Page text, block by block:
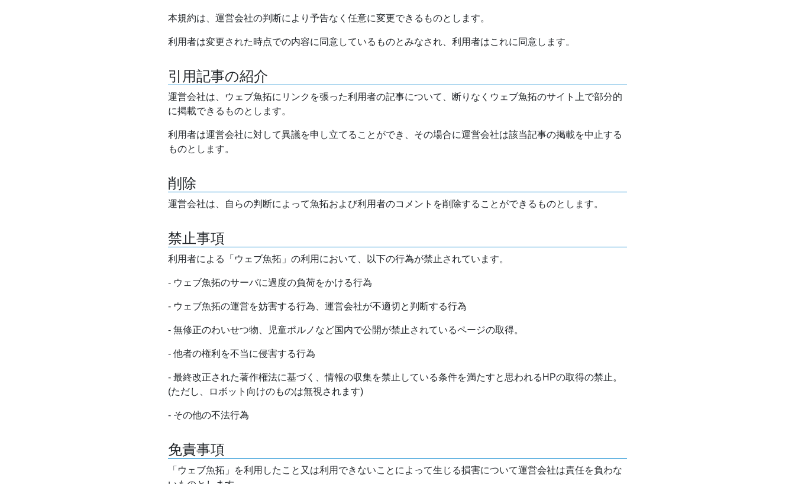
本規約は、運営会社の判断により予告なく任意に変更できるものとします。
利用者は変更された時点での内容に同意しているものとみなされ、利用者はこれに同意します。
引用記事の紹介
運営会社は、ウェブ魚拓にリンクを張った利用者の記事について、断りなくウェブ魚拓のサイト上で部分的
に掲載できるものとします。
利用者は運営会社に対して異議を申し立てることができ、その場合に運営会社は該当記事の掲載を中止する
ものとします。
削除
運営会社は、自らの判断によって魚拓および利用者のコメントを削除することができるものとします。
禁止事項
利用者による「ウェブ魚拓」の利用において、以下の行為が禁止されています。
- ウェブ魚拓のサーバに過度の負荷をかける行為
- ウェブ魚拓の運営を妨害する行為、運営会社が不適切と判断する行為
- 無修正のわいせつ物、児童ポルノなど国内で公開が禁止されているページの取得。
- 他者の権利を不当に侵害する行為
- 最終改正された著作権法に基づく、情報の収集を禁止している条件を満たすと思われるHPの取得の禁止。
(ただし、ロボット向けのものは無視されます)
- その他の不法行為
免責事項
「ウェブ魚拓」を利用したこと又は利用できないことによって生じる損害について運営会社は責任を負わな